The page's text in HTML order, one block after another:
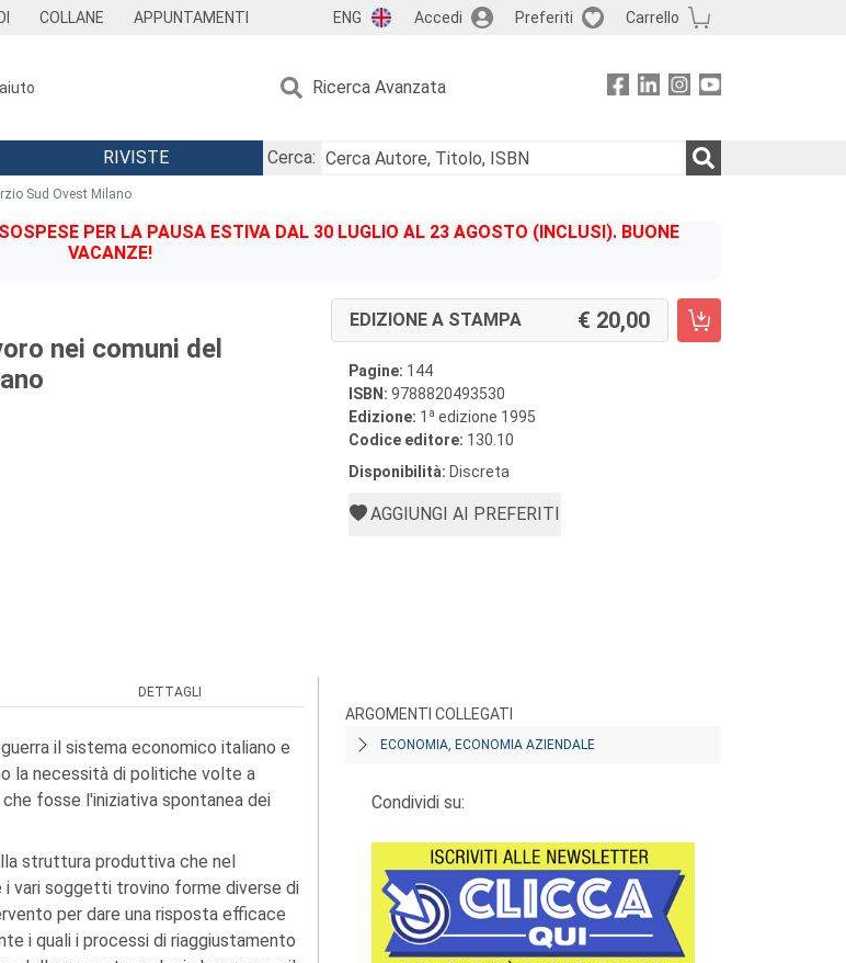
COLLANE APPUNTAMENTI ENG Accedi Preferiti Carrello
aiuto Ricerca Avanzata
RIVISTE
Cerca:
Sud Ovest Milano
PER LA PAUSA ESTIVA DAL 30 LUGLIO AL 23 AGOSTO (INCLUSI). BUONE
VACANZE!
nei comuni del
EDIZIONE A STAMPA 20,00
Pagine: 144
ISBN: 9788820493530
Edizione: 1 a edizione 1995
Codice editore: 130.10
Disponibilità: Discreta
AGGIUNGI AI PREFERITI
DETTAGLI
il sistema economico italiano e
la necessità di politiche volte a
fosse l'iniziativa spontanea dei
struttura produttiva che nel
vari soggetti trovino forme diverse di
per dare una risposta efficace
i quali i processi di riaggiustamento
ARGOMENTI COLLEGATI
ECONOMIA, ECONOMIA AZIENDALE
Condividi su: